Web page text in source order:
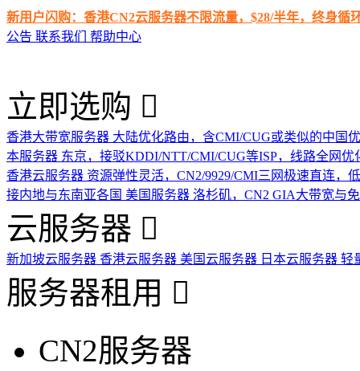
新用户闪购：香港CN2云服务器不限流量，$28/半年，终身循
公告 联系我们 帮助中心
立即选购
香港大带宽服务器 大陆优化路由，含CMI/CUG或类似的中国
本服务器 东京，接驳KDDI/NTT/CMI/CUG等ISP，线路全网优
香港云服务器 资源弹性灵活，CN2/9929/CMI三网极速直连，
接内地与东南亚各国 美国服务器 洛杉矶，CN2 GIA大带宽与
云服务器
新加坡云服务器 香港云服务器 美国云服务器 日本云服务器 轻
服务器租用
CN2服务器